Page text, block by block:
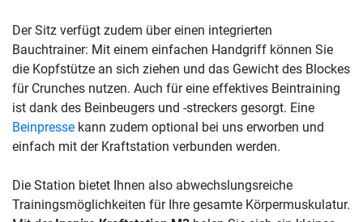
Der Sitz verfügt zudem über einen integrierten
Bauchtrainer: Mit einem einfachen Handgriff können Sie
die Kopfstütze an sich ziehen und das Gewicht des Blockes
für Crunches nutzen. Auch für eine effektives Beintraining
ist dank des Beinbeugers und -streckers gesorgt. Eine
Beinpresse kann zudem optional bei uns erworben und
einfach mit der Kraftstation verbunden werden.
Die Station bietet Ihnen also abwechslungsreiche
Trainingsmöglichkeiten für Ihre gesamte Körpermuskulatur.